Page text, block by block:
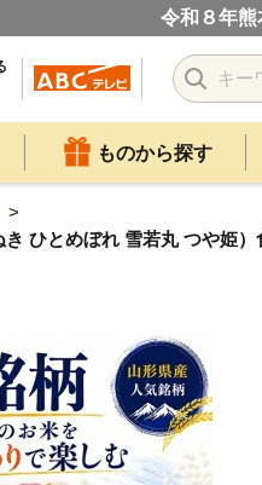
令和８年
ものから探す
ひとめぼれ 雪若丸 つや姫